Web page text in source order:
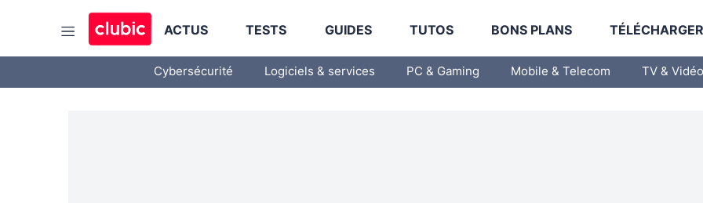
ACTUS TESTS GUIDES TUTOS BONS PLANS
Cybersécurité Logiciels & services PC & Gaming Mobile & Telecom TV & Vidéo